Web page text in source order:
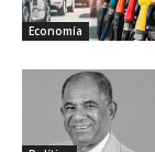
Economía